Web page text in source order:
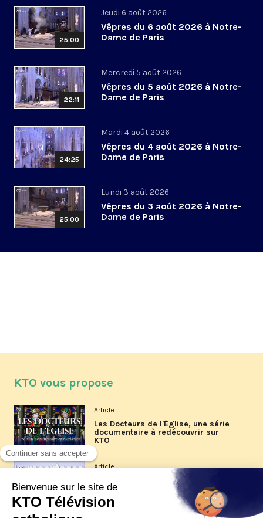
25:00
Jeudi 6 août 2026
Vêpres du 6 août 2026 à Notre-
Dame de Paris
22:11
Mercredi 5 août 2026
Vêpres du 5 août 2026 à Notre-
Dame de Paris
24:25
Mardi 4 août 2026
Vêpres du 4 août 2026 à Notre-
Dame de Paris
25:00
Lundi 3 août 2026
Vêpres du 3 août 2026 à Notre-
Dame de Paris
KTO vous propose
Article
Les Docteurs de l'Église, une série
documentaire à redécouvrir sur
KTO
Article
Les reportages d'été 2026 de KTO